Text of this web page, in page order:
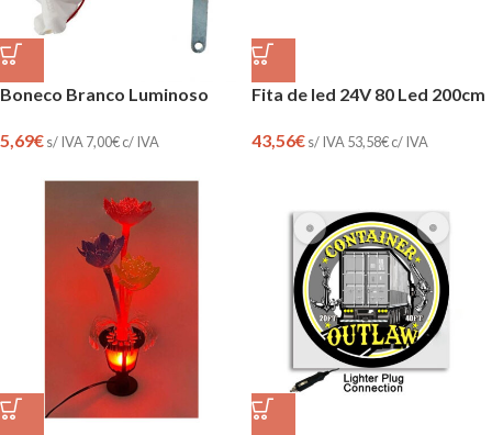
Boneco Branco Luminoso
5,69€s/ IVA 7,00€c/ IVA
Fita de led 24V 80 Led 200cm
43,56€s/ IVA 53,58€c/ IVA